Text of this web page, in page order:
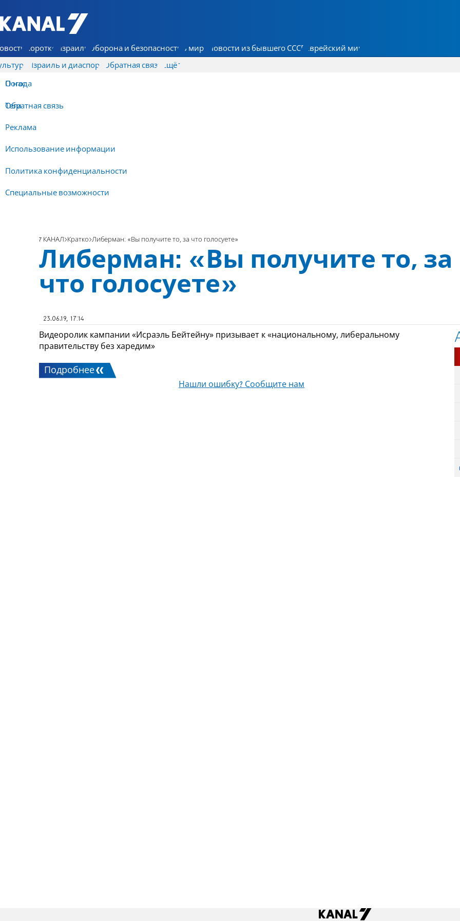
7 КАНАЛ - Аруц Шева
Коротко Израиль Оборона и безопасность В мире Новости из бывшего СССР Еврейский мир
Израиль и диаспора Обратная связь
О нас
Обратная связь
Реклама
Использование информации
Политика конфиденциальности
Специальные возможности
Ещё
Погода
Теги
7 КАНАЛ Кратко Либерман: «Вы получите то, за что голосуете»
Либерман: «Вы получите то, за
что голосуете»
23.06.19, 17:14
Видеоролик кампании «Исраэль Бейтейну» призывает к «национальному, либеральному
правительству без харедим»
Подробнее
Нашли ошибку? Сообщите нам